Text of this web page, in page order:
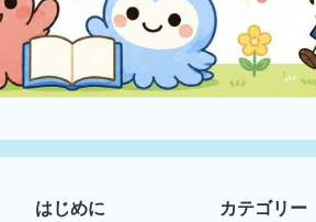
はじめに カテゴリー